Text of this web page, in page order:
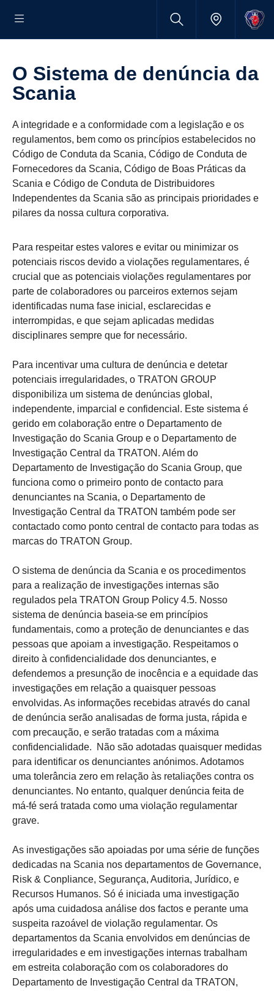
O Sistema de denúncia da
Scania
A integridade e a conformidade com a legislação e os
regulamentos, bem como os princípios estabelecidos no
Código de Conduta da Scania, Código de Conduta de
Fornecedores da Scania, Código de Boas Práticas da
Scania e Código de Conduta de Distribuidores
Independentes da Scania são as principais prioridades e
pilares da nossa cultura corporativa.
Para respeitar estes valores e evitar ou minimizar os
potenciais riscos devido a violações regulamentares, é
crucial que as potenciais violações regulamentares por
parte de colaboradores ou parceiros externos sejam
identificadas numa fase inicial, esclarecidas e
interrompidas, e que sejam aplicadas medidas
disciplinares sempre que for necessário.
Para incentivar uma cultura de denúncia e detetar
potenciais irregularidades, o TRATON GROUP
disponibiliza um sistema de denúncias global,
independente, imparcial e confidencial. Este sistema é
gerido em colaboração entre o Departamento de
Investigação do Scania Group e o Departamento de
Investigação Central da TRATON. Além do
Departamento de Investigação do Scania Group, que
funciona como o primeiro ponto de contacto para
denunciantes na Scania, o Departamento de
Investigação Central da TRATON também pode ser
contactado como ponto central de contacto para todas as
marcas do TRATON Group.
O sistema de denúncia da Scania e os procedimentos
para a realização de investigações internas são
regulados pela TRATON Group Policy 4.5. Nosso
sistema de denúncia baseia-se em princípios
fundamentais, como a proteção de denunciantes e das
pessoas que apoiam a investigação. Respeitamos o
direito à confidencialidade dos denunciantes, e
defendemos a presunção de inocência e a equidade das
investigações em relação a quaisquer pessoas
envolvidas. As informações recebidas através do canal
de denúncia serão analisadas de forma justa, rápida e
com precaução, e serão tratadas com a máxima
confidencialidade. Não são adotadas quaisquer medidas
para identificar os denunciantes anónimos. Adotamos
uma tolerância zero em relação às retaliações contra os
denunciantes. No entanto, qualquer denúncia feita de
má-fé será tratada como uma violação regulamentar
grave.
As investigações são apoiadas por uma série de funções
dedicadas na Scania nos departamentos de Governance,
Risk & Conpliance, Segurança, Auditoria, Jurídico, e
Recursos Humanos. Só é iniciada uma investigação
após uma cuidadosa análise dos factos e perante uma
suspeita razoável de violação regulamentar. Os
departamentos da Scania envolvidos em denúncias de
irregularidades e em investigações internas trabalham
em estreita colaboração com os colaboradores do
Departamento de Investigação Central da TRATON,